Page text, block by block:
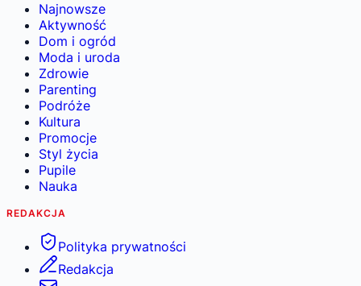
Najnowsze
Aktywność
Dom i ogród
Moda i uroda
Zdrowie
Parenting
Podróże
Kultura
Promocje
Styl życia
Pupile
Nauka
REDAKCJA
Polityka prywatności
Redakcja